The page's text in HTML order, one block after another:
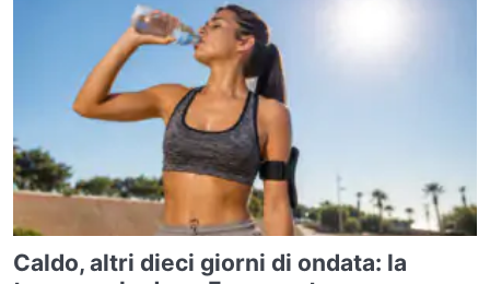
Caldo, altri dieci giorni di ondata: la